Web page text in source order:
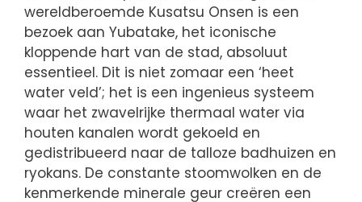
wereldberoemde Kusatsu Onsen is een
bezoek aan Yubatake, het iconische
kloppende hart van de stad, absoluut
essentieel. Dit is niet zomaar een ‘heet
water veld’; het is een ingenieus systeem
waar het zwavelrijke thermaal water via
houten kanalen wordt gekoeld en
gedistribueerd naar de talloze badhuizen en
ryokans. De constante stoomwolken en de
kenmerkende minerale geur creëren een